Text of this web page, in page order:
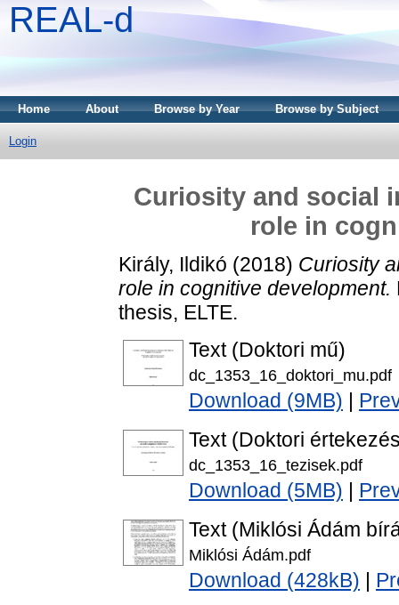
REAL-d
Home About Browse by Year Browse by Subject
Login
Curiosity and social
role in
Király, Ildikó (2018) Curiosity
role in cognitive development.
thesis, ELTE.
Text (Doktori mű)
dc_1353_16_doktori_mu.pdf
Download (9MB)
Text (Doktori
dc_1353_16_tezisek.pdf
Download (5MB)
Text (Miklósi Ádám
Miklósi Ádám.pdf
Download (428kB)